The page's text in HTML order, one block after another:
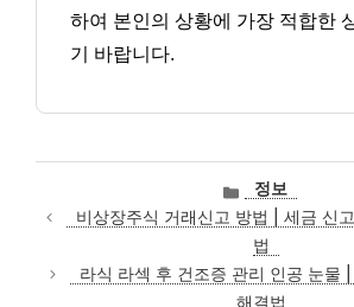
하여 본인의 상황에 가장 적합한
기 바랍니다.
카
테
고
리
정보
비상장주식 거래신고 방법 | 세금 신
법
라식 라섹 후 건조증 관리 인공 눈물
해결법